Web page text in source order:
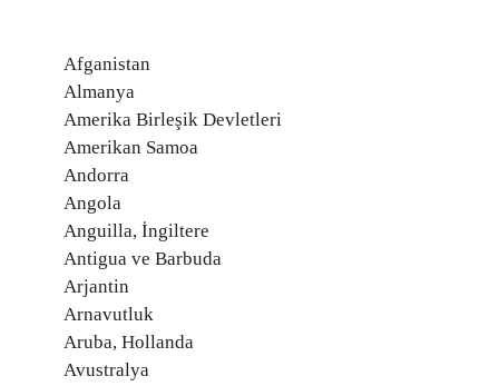
Afganistan
Almanya
Amerika Birleşik Devletleri
Amerikan Samoa
Andorra
Angola
Anguilla, İngiltere
Antigua ve Barbuda
Arjantin
Arnavutluk
Aruba, Hollanda
Avustralya